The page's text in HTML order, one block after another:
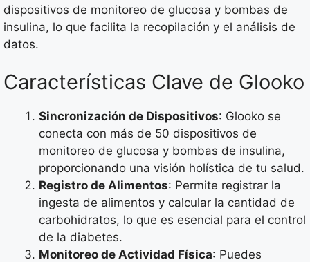
dispositivos de monitoreo de glucosa y bombas de
insulina, lo que facilita la recopilación y el análisis de
datos.
Características Clave de Glooko
Sincronización de Dispositivos: Glooko se
conecta con más de 50 dispositivos de
monitoreo de glucosa y bombas de insulina,
proporcionando una visión holística de tu salud.
Registro de Alimentos: Permite registrar la
ingesta de alimentos y calcular la cantidad de
carbohidratos, lo que es esencial para el control
de la diabetes.
Monitoreo de Actividad Física: Puedes